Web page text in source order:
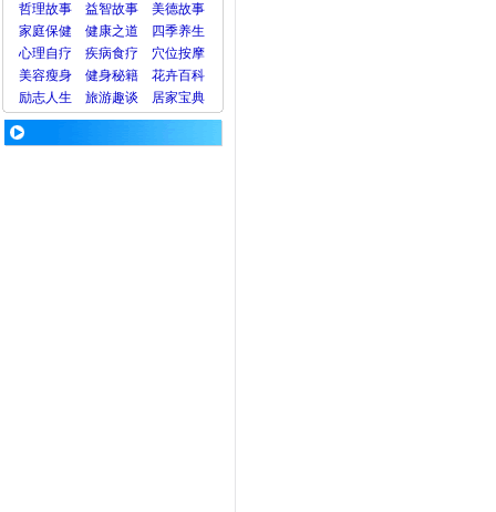
哲理故事
益智故事
美德故事
家庭保健
健康之道
四季养生
心理自疗 疾病食疗 穴位按摩
美容瘦身 健身秘籍 花卉百科
励志人生
旅游趣谈 居家宝典